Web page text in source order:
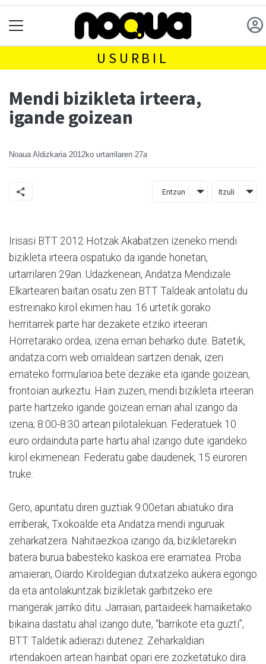
USURBIL
Mendi bizikleta irteera,
igande goizean
Noaua Aldizkaria 2012ko urtarrilaren 27a
Entzun Itzuli
Irisasi BTT 2012 Hotzak Akabatzen izeneko mendi
bizikleta irteera ospatuko da igande honetan,
urtarrilaren 29an. Udazkenean, Andatza Mendizale
Elkartearen baitan osatu zen BTT Taldeak antolatu du
estreinako kirol ekimen hau. 16 urtetik gorako
herritarrek parte har dezakete etziko irteeran.
Horretarako ordea, izena eman beharko dute. Batetik,
andatza.com web orrialdean sartzen denak, izen
emateko formularioa bete dezake eta igande goizean,
frontoian aurkeztu. Hain zuzen, mendi bizikleta irteeran
parte hartzeko igande goizean eman ahal izango da
izena; 8:00-8:30 artean pilotalekuan. Federatuek 10
euro ordainduta parte hartu ahal izango dute igandeko
kirol ekimenean. Federatu gabe daudenek, 15 euroren
truke.
Gero, apuntatu diren guztiak 9:00etan abiatuko dira
erriberak, Txokoalde eta Andatza mendi inguruak
zeharkatzera. Nahitaezkoa izango da, bizikletarekin
batera burua babesteko kaskoa ere eramatea. Proba
amaieran, Oiardo Kiroldegian dutxatzeko aukera egongo
da eta antolakuntzak bizikletak garbitzeko ere
mangerak jarriko ditu. Jarraian, partaideek hamaiketako
bikaina dastatu ahal izango dute, “barrikote eta guzti”,
BTT Taldetik adierazi dutenez. Zeharkaldian
irtendakoen artean hainbat opari ere zozketatuko dira.